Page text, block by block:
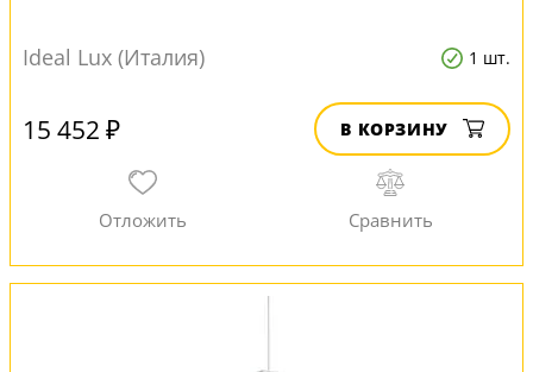
Ideal Lux (Италия) 1 шт.
15 452 ₽ В КОРЗИНУ